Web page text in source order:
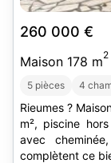
260 000 €
Maison 178 m2
5 pièces 4
Rieumes ?
m², piscine
avec
complètent ce